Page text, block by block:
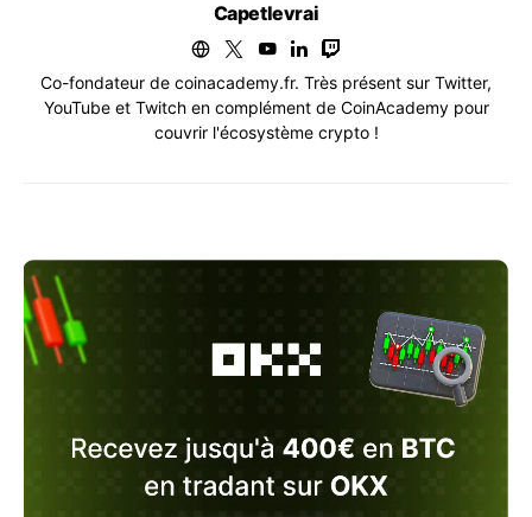
Capetlevrai
Co-fondateur de coinacademy.fr. Très présent sur Twitter,
YouTube et Twitch en complément de CoinAcademy pour
couvrir l'écosystème crypto !